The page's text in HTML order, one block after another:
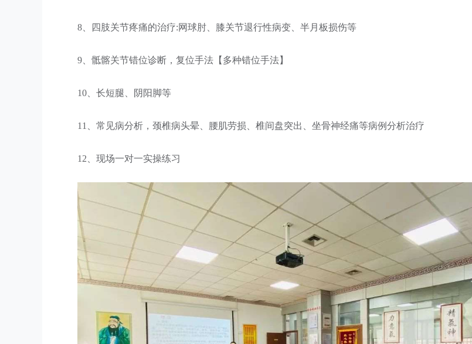
8、四肢关节疼痛的治疗:网球肘、膝关节退行性病变、半月板损伤等
9、骶髂关节错位诊断，复位手法【多种错位手法】
10、长短腿、阴阳脚等
11、常见病分析，颈椎病头晕、腰肌劳损、椎间盘突出、坐骨神经痛等病例分析治疗
12、现场一对一实操练习